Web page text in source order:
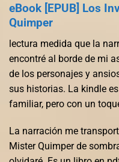
eBook [EPUB] Los
Quimper
lectura medida que la
encontré al borde de mi
de los personajes y
sus historias. La kindle
familiar, pero con un
La narración me
Mister Quimper de